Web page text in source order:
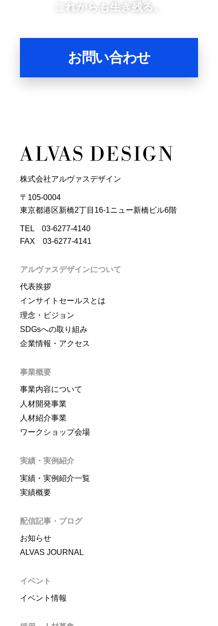
これからも生き残る。
お問い合わせ
株式会社アルヴァスデザイン
〒105-0004
東京都港区新橋2丁目16-1ニュー新橋ビル6階
TEL 03-6277-4140
FAX 03-6277-4141
アルヴァスデザインについて
代表挨拶
インサイトセールスとは
理念・ビジョン
SDGsへの取り組み
企業情報・アクセス
事業概要
事業内容について
人材開発事業
人材紹介事業
ワークショップ会場
実績・実例紹介
実績・実例紹介一覧
実績概要
配信記事・ブログ
お知らせ
ALVAS JOURNAL
イベント
イベント情報